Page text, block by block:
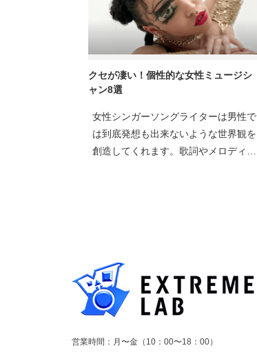
クセが凄い！個性的な女性ミュージシ
ャン8選
女性シンガーソングライターは男性で
は到底発想も出来ないような世界観を
創造してくれます。歌詞やメロディの
営業時間：月〜金（10：00〜18：00）